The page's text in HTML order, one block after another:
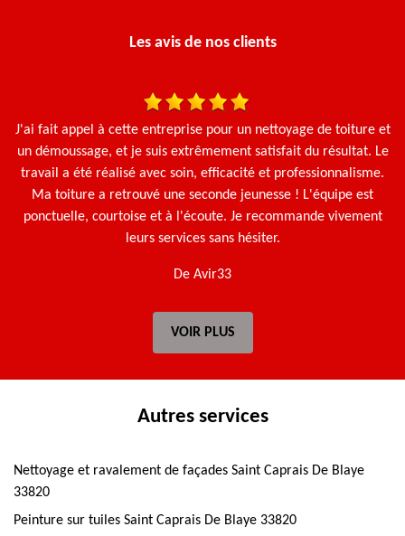
Les avis de nos clients
J'ai fait appel à cette entreprise pour un nettoyage de toiture et
un démoussage, et je suis extrêmement satisfait du résultat. Le
travail a été réalisé avec soin, efficacité et professionnalisme.
Ma toiture a retrouvé une seconde jeunesse ! L'équipe est
ponctuelle, courtoise et à l'écoute. Je recommande vivement
leurs services sans hésiter.
De Avir33
VOIR PLUS
Autres services
Nettoyage et ravalement de façades Saint Caprais De Blaye
33820
Peinture sur tuiles Saint Caprais De Blaye 33820